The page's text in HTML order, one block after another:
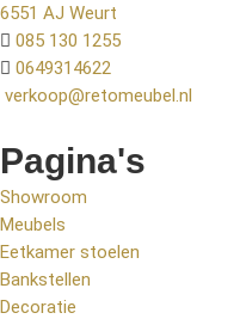
6551 AJ Weurt
085 130 1255
0649314622
verkoop@retomeubel.nl
Pagina's
Showroom
Meubels
Eetkamer stoelen
Bankstellen
Decoratie